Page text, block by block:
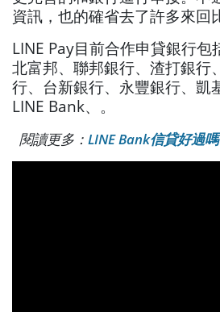
資訊，也的確省去了許多來回
LINE Pay目前合作申貸銀行包
北富邦、聯邦銀行、渣打銀行
行、台新銀行、永豐銀行、凱
LINE Bank、。
閱讀更多： LINE Bank信貸好過